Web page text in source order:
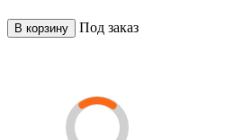
В корзину Под заказ